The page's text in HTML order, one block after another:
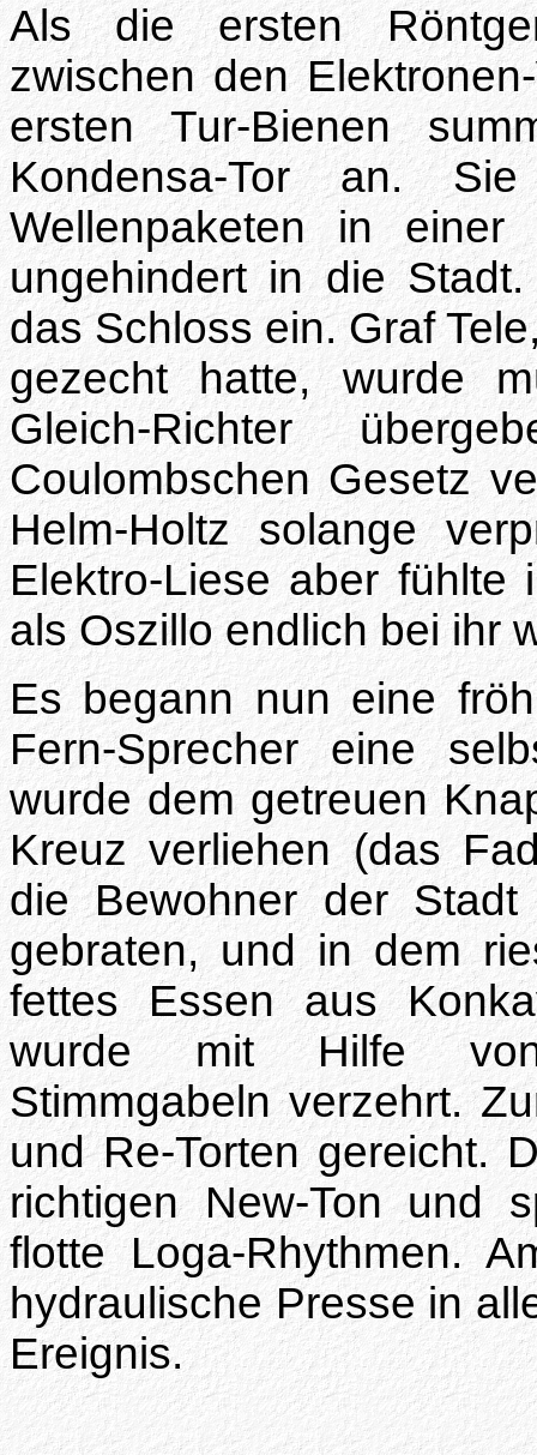
Als die ersten
zwischen den
ersten Tur-Bienen
Kondensa-Tor an.
Wellenpaketen in einer
ungehindert in die
das Schloss ein. Graf
gezecht hatte, wurde
Gleich-Richter
Coulombschen Gesetz
Helm-Holtz solange
Elektro-Liese aber fühlte
als Oszillo endlich bei ihr
Es begann nun eine
Fern-Sprecher eine
wurde dem getreuen
Kreuz verliehen (das
die Bewohner der
gebraten, und in dem
fettes Essen aus
wurde mit Hilfe von
Stimmgabeln verzehrt.
und Re-Torten gereicht.
richtigen New-Ton und
flotte Loga-Rhythmen.
hydraulische Presse in
Ereignis.